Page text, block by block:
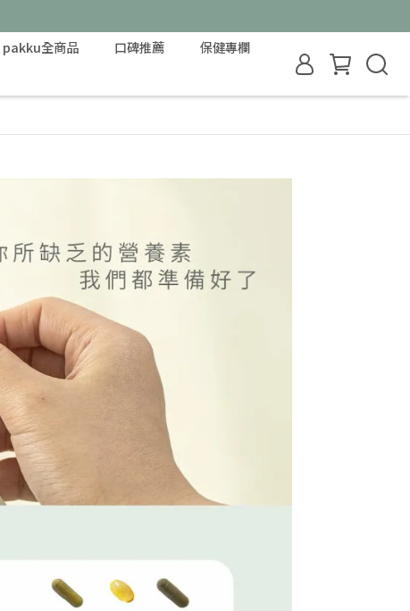
pakku全商品 口碑推薦
保健專欄